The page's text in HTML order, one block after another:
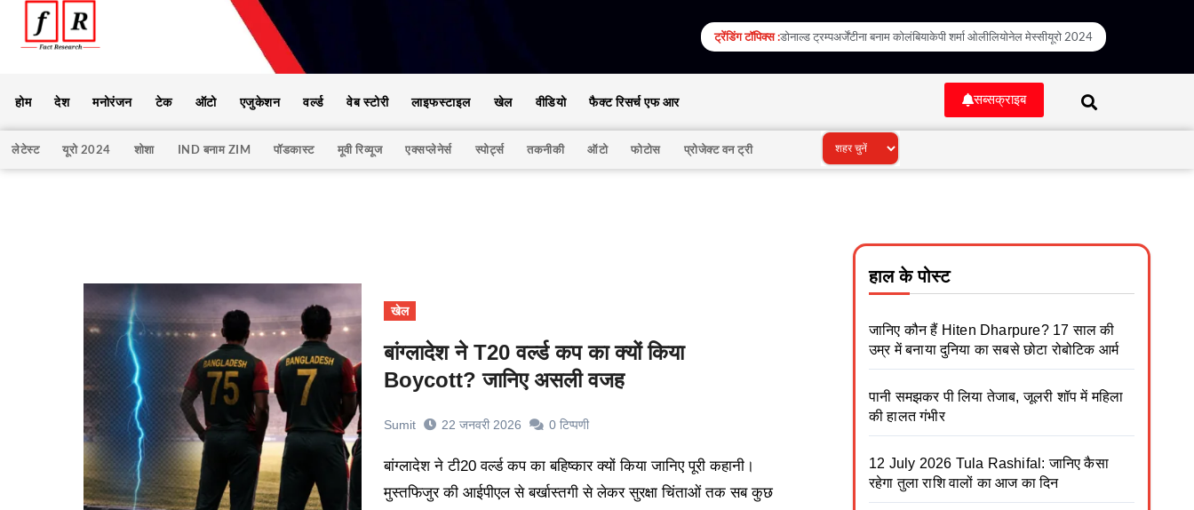
ट्रेंडिंग टॉपिक्स :डोनाल्ड ट्रम्पअर्जेंटीना बनाम कोलंबियाकेपी शर्मा ओलीलियोनेल मेस्सीयूरो 2024
होम देश मनोरंजन टेक ऑटो एजुकेशन वर्ल्ड वेब स्टोरी लाइफस्टाइल खेल वीडियो फैक्ट रिसर्च एफ आर सब्सक्राइब
लेटेस्ट यूरो 2024 शोशा IND बनाम ZIM पॉडकास्ट मूवी रिव्यूज एक्सप्लेनेर्स स्पोर्ट्स तकनीकी ऑटो फोटोस प्रोजेक्ट वन ट्री
खेल
बांग्लादेश ने T20 वर्ल्ड कप का क्यों किया
Boycott? जानिए असली वजह
Sumit 22 जनवरी 2026 0 टिप्पणी
बांग्लादेश ने टी20 वर्ल्ड कप का बहिष्कार क्यों किया जानिए पूरी कहानी।
मुस्तफिजुर की आईपीएल से बर्खास्तगी से लेकर सुरक्षा चिंताओं तक सब कुछ
हाल के पोस्ट
जानिए कौन हैं Hiten Dharpure? 17 साल की
उम्र में बनाया दुनिया का सबसे छोटा रोबोटिक आर्म
पानी समझकर पी लिया तेजाब, जूलरी शॉप में महिला
की हालत गंभीर
12 July 2026 Tula Rashifal: जानिए कैसा
रहेगा तुला राशि वालों का आज का दिन